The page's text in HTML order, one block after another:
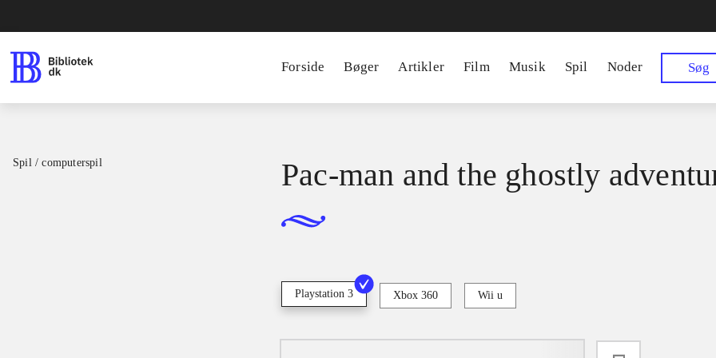
Forside Bøger Artikler Film Musik Spil Noder Søg
Spil / computerspil Pac-man and the ghostly
Playstation 3 Xbox 360 Wii u